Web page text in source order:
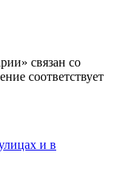
связан со
соответствует
и в